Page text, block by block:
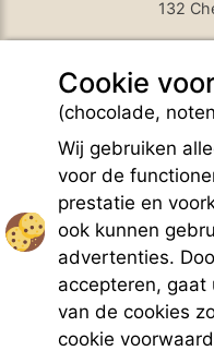
132
GPS Latitude
GPS
E-mail :
Tél :
France 4
Handvest
Uitreksel van de
Cookie
(chocolade,
Wij gebruiken
voor de
prestatie en
ook kunnen
advertenties.
accepteren,
van de cookies
cookie